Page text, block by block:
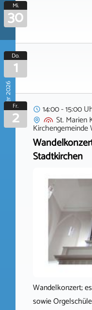
Mi.
30
Oktober 2026
Do.
1
Fr.
2
14:00 - 15:00
St. Marien
Kirchengemeinde
Stadtkirchen
Wandelkonzert;
sowie